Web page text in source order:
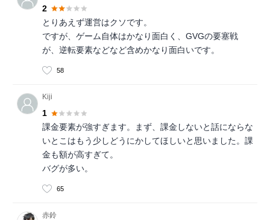
2
とりあえず運営はクソです。
ですが、ゲーム自体はかなり面白く、GVGの要塞戦
が、逆転要素などなど含めかなり面白いです。
58
Kiji
1
課金要素が強すぎます。まず、課金しないと話にならな
いとこはもう少しどうにかしてほしいと思いました。課
金も額が高すぎて。
バグが多い。
65
赤鈴